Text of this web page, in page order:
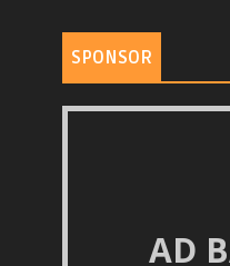
SPONSOR
AD